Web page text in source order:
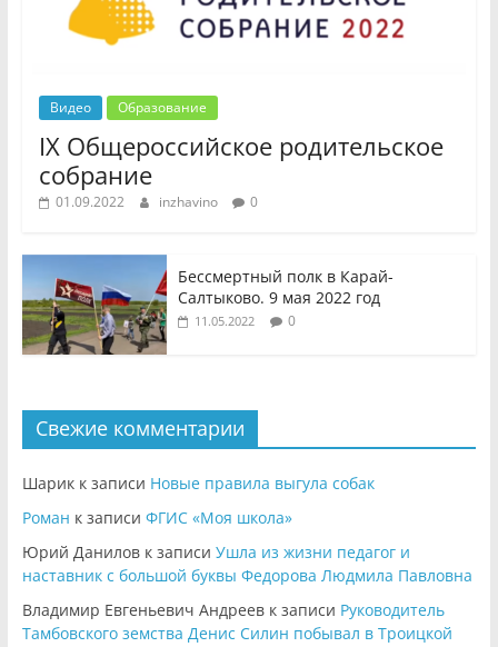
Видео Образование
IX Общероссийское родительское
собрание
01.09.2022 inzhavino 0
Бессмертный полк в Карай-
Салтыково. 9 мая 2022 год
11.05.2022 0
Свежие комментарии
Шарикк записи Новые правила выгула собак
Роман к записи ФГИС «Моя школа»
Юрий Даниловк записи Ушла из жизни педагог и
наставник с большой буквы Федорова Людмила Павловна
Владимир Евгеньевич Андреевк записи Руководитель
Тамбовского земства Денис Силин побывал в Троицкой